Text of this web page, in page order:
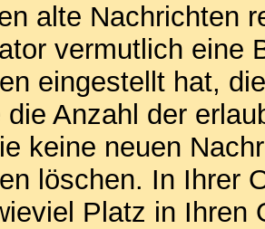
alte Nachrichten
vermutlich eine
eingestellt hat,
die Anzahl der
keine neuen
löschen. In Ihrer
Platz in Ihren